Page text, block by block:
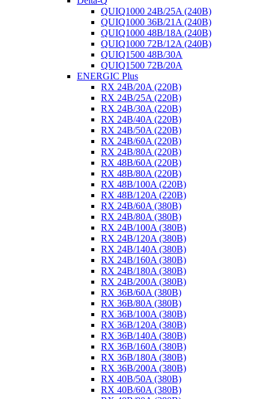
QUIQ1000 24B/25A (240B)
QUIQ1000 36B/21A (240B)
QUIQ1000 48B/18A (240B)
QUIQ1000 72B/12A (240B)
QUIQ1500 48B/30A
QUIQ1500 72B/20A
ENERGIC Plus
RX 24B/20A (220B)
RX 24B/25A (220B)
RX 24B/30A (220B)
RX 24B/40A (220B)
RX 24B/50A (220B)
RX 24B/60A (220B)
RX 24B/80A (220B)
RX 48B/60A (220B)
RX 48B/80A (220B)
RX 48B/100A (220B)
RX 48B/120A (220B)
RX 24B/60A (380B)
RX 24B/80A (380B)
RX 24B/100A (380B)
RX 24B/120A (380B)
RX 24B/140A (380B)
RX 24B/160A (380B)
RX 24B/180A (380B)
RX 24B/200A (380B)
RX 36B/60A (380B)
RX 36B/80A (380B)
RX 36B/100A (380B)
RX 36B/120A (380B)
RX 36B/140A (380B)
RX 36B/160A (380B)
RX 36B/180A (380B)
RX 36B/200A (380B)
RX 40B/50A (380B)
RX 40B/60A (380B)